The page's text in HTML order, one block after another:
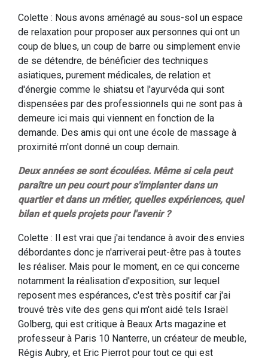
Colette : Nous avons aménagé au sous-sol un espace
de relaxation pour proposer aux personnes qui ont un
coup de blues, un coup de barre ou simplement envie
de se détendre, de bénéficier des techniques
asiatiques, purement médicales, de relation et
d'énergie comme le shiatsu et l'ayurvéda qui sont
dispensées par des professionnels qui ne sont pas à
demeure ici mais qui viennent en fonction de la
demande. Des amis qui ont une école de massage à
proximité m'ont donné un coup demain.
Deux années se sont écoulées. Même si cela peut
paraître un peu court pour s'implanter dans un
quartier et dans un métier, quelles expériences, quel
bilan et quels projets pour l'avenir ?
Colette : Il est vrai que j'ai tendance à avoir des envies
débordantes donc je n'arriverai peut-être pas à toutes
les réaliser. Mais pour le moment, en ce qui concerne
notamment la réalisation d'exposition, sur lequel
reposent mes espérances, c'est très positif car j'ai
trouvé très vite des gens qui m'ont aidé tels Israël
Golberg, qui est critique à Beaux Arts magazine et
professeur à Paris 10 Nanterre, un créateur de meuble,
Régis Aubry, et Eric Pierrot pour tout ce qui est